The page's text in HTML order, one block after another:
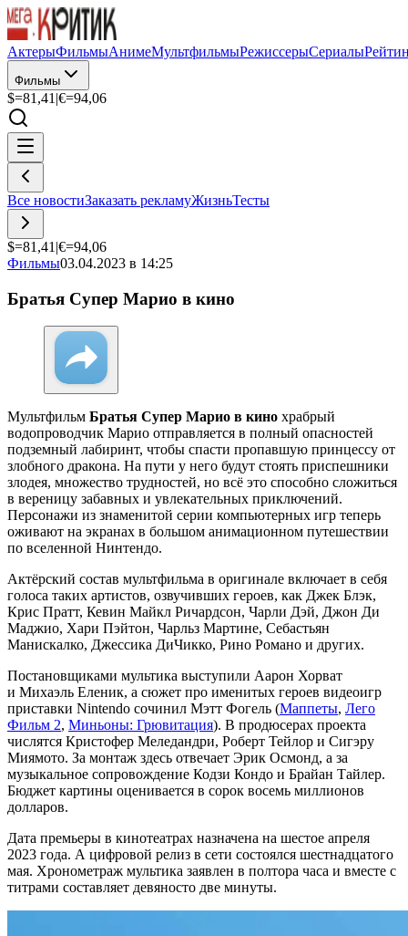
АктерыФильмыАнимеМультфильмыРежиссерыСериалы
Фильмы
$=81,41 |€=94,06
Все новостиЗаказать рекламуЖизньТесты
$=81,41 |€=94,06
Фильмы03.04.2023 в 14:25
Братья Супер Марио в кино
Мультфильм Братья Супер Марио в кино храбрый
водопроводчик Марио отправляется в полный опасностей
подземный лабиринт, чтобы спасти пропавшую принцессу от
злобного дракона. На пути у него будут стоять приспешники
злодея, множество трудностей, но всё это способно сложиться
в вереницу забавных и увлекательных приключений.
Персонажи из знаменитой серии компьютерных игр теперь
оживают на экранах в большом анимационном путешествии
по вселенной Нинтендо.
Актёрский состав мультфильма в оригинале включает в себя
голоса таких артистов, озвучивших героев, как Джек Блэк,
Крис Пратт, Кевин Майкл Ричардсон, Чарли Дэй, Джон Ди
Маджио, Хари Пэйтон, Чарльз Мартине, Себастьян
Манискалко, Джессика ДиЧикко, Рино Романо и других.
Постановщиками мультика выступили Аарон Хорват
и Михаэль Еленик, а сюжет про именитых героев видеоигр
приставки Nintendo сочинил Мэтт Фогель (Маппеты, Лего
Фильм 2, Миньоны: Грювитация). В продюсерах проекта
числятся Кристофер Меледандри, Роберт Тейлор и Сигэру
Миямото. За монтаж здесь отвечает Эрик Осмонд, а за
музыкальное сопровождение Кодзи Кондо и Брайан Тайлер.
Бюджет картины оценивается в сорок восемь миллионов
долларов.
Дата премьеры в кинотеатрах назначена на шестое апреля
2023 года. А цифровой релиз в сети состоялся шестнадцатого
мая. Хронометраж мультика заявлен в полтора часа и вместе с
титрами составляет девяносто две минуты.